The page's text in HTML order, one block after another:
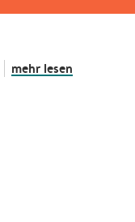
mehr lesen